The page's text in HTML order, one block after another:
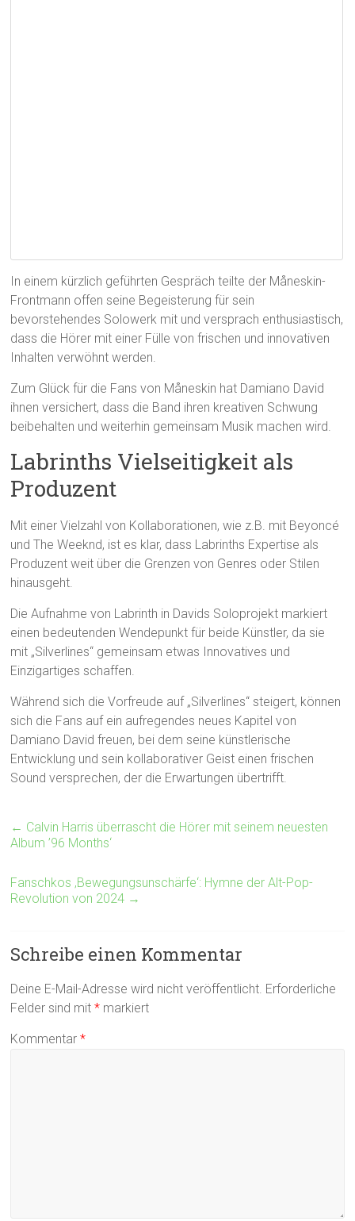
In einem kürzlich geführten Gespräch teilte der Måneskin-
Frontmann offen seine Begeisterung für sein
bevorstehendes Solowerk mit und versprach enthusiastisch,
dass die Hörer mit einer Fülle von frischen und innovativen
Inhalten verwöhnt werden.
Zum Glück für die Fans von Måneskin hat Damiano David
ihnen versichert, dass die Band ihren kreativen Schwung
beibehalten und weiterhin gemeinsam Musik machen wird.
Labrinths Vielseitigkeit als
Produzent
Mit einer Vielzahl von Kollaborationen, wie z.B. mit Beyoncé
und The Weeknd, ist es klar, dass Labrinths Expertise als
Produzent weit über die Grenzen von Genres oder Stilen
hinausgeht.
Die Aufnahme von Labrinth in Davids Soloprojekt markiert
einen bedeutenden Wendepunkt für beide Künstler, da sie
mit „Silverlines“ gemeinsam etwas Innovatives und
Einzigartiges schaffen.
Während sich die Vorfreude auf „Silverlines“ steigert, können
sich die Fans auf ein aufregendes neues Kapitel von
Damiano David freuen, bei dem seine künstlerische
Entwicklung und sein kollaborativer Geist einen frischen
Sound versprechen, der die Erwartungen übertrifft.
← Calvin Harris überrascht die Hörer mit seinem neuesten
Album ’96 Months‘
Fanschkos ‚Bewegungsunschärfe‘: Hymne der Alt-Pop-
Revolution von 2024 →
Schreibe einen Kommentar
Deine E-Mail-Adresse wird nicht veröffentlicht. Erforderliche
Felder sind mit* markiert
Kommentar*